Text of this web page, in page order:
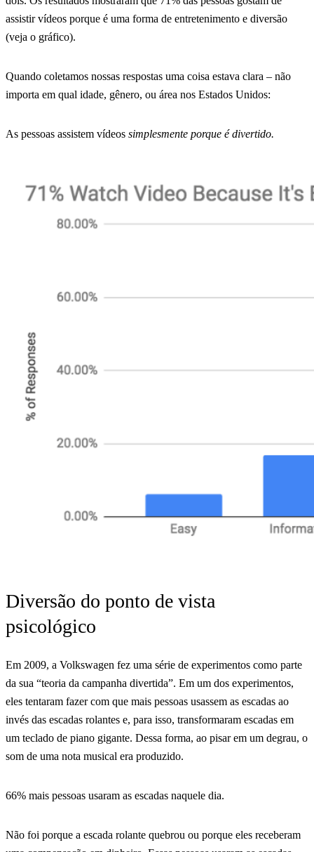
assistir vídeos porque é uma forma de entretenimento e diversão
(veja o gráfico).
Quando coletamos nossas respostas uma coisa estava clara – não
importa em qual idade, gênero, ou área nos Estados Unidos:
As pessoas assistem vídeos simplesmente porque é divertido.
Diversão do ponto de vista
psicológico
Em 2009, a Volkswagen fez uma série de experimentos como parte
da sua “teoria da campanha divertida”. Em um dos experimentos,
eles tentaram fazer com que mais pessoas usassem as escadas ao
invés das escadas rolantes e, para isso, transformaram escadas em
um teclado de piano gigante. Dessa forma, ao pisar em um degrau, o
som de uma nota musical era produzido.
66% mais pessoas usaram as escadas naquele dia.
Não foi porque a escada rolante quebrou ou porque eles receberam